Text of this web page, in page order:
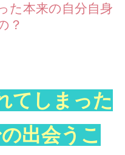
た本来の自分自身
？
てしまった
出会うこ